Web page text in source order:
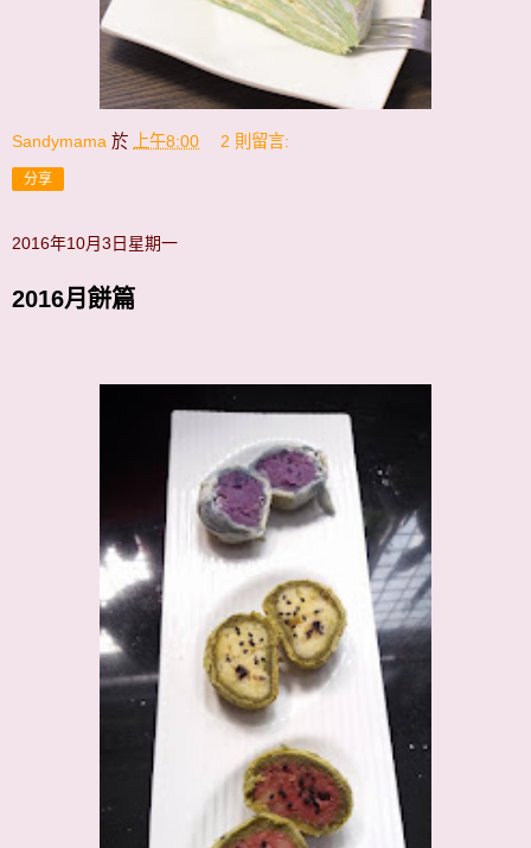
Sandymama 於 上午8:00 2 則留言:
分享
2016年10月3日星期一
2016月餅篇